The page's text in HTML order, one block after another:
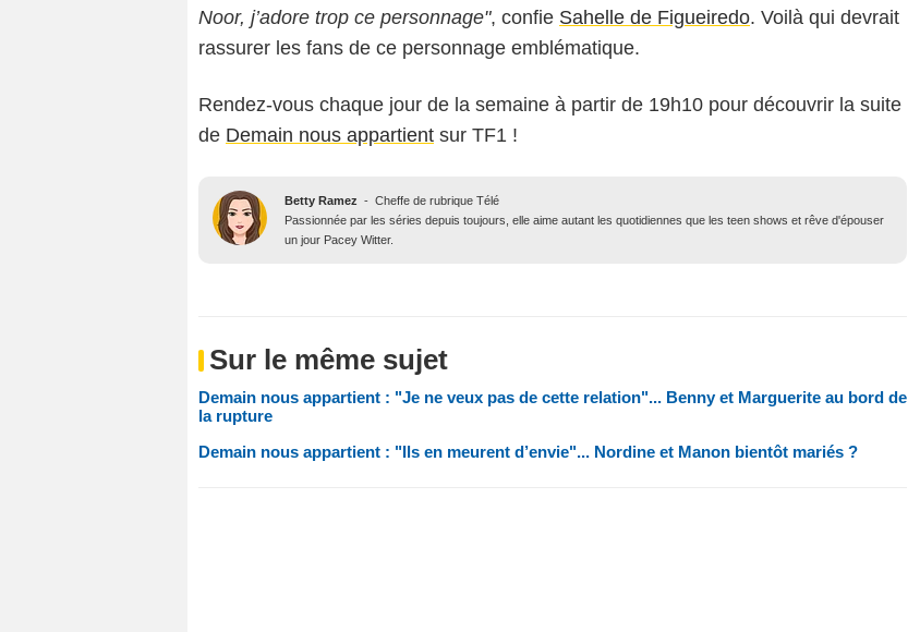
Noor, j’adore trop ce personnage", confie Sahelle de Figueiredo. Voilà qui devrait
rassurer les fans de ce personnage emblématique.
Rendez-vous chaque jour de la semaine à partir de 19h10 pour découvrir la suite
de Demain nous appartient sur TF1 !
Betty Ramez - Cheffe de rubrique Télé
Passionnée par les séries depuis toujours, elle aime autant les quotidiennes que les teen shows et rêve d'épouser
un jour Pacey Witter.
Sur le même sujet
Demain nous appartient : "Je ne veux pas de cette relation"... Benny et Marguerite au bord de
la rupture
Demain nous appartient : "Ils en meurent d’envie"... Nordine et Manon bientôt mariés ?